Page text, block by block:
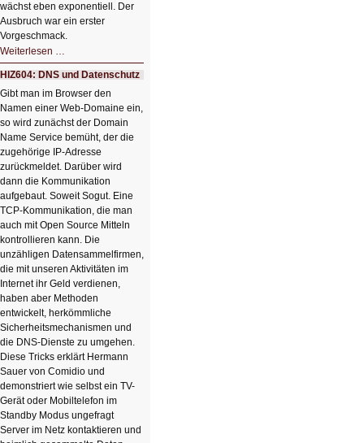
wächst eben exponentiell. Der
Ausbruch war ein erster
Vorgeschmack.
Weiterlesen …
Der
Ausbruch
der
KI
HIZ604: DNS und Datenschutz
Gibt man im Browser den
Namen einer Web-Domaine ein,
so wird zunächst der Domain
Name Service bemüht, der die
zugehörige IP-Adresse
zurückmeldet. Darüber wird
dann die Kommunikation
aufgebaut. Soweit Sogut. Eine
TCP-Kommunikation, die man
auch mit Open Source Mitteln
kontrollieren kann. Die
unzähligen Datensammelfirmen,
die mit unseren Aktivitäten im
Internet ihr Geld verdienen,
haben aber Methoden
entwickelt, herkömmliche
Sicherheitsmechanismen und
die DNS-Dienste zu umgehen.
Diese Tricks erklärt Hermann
Sauer von Comidio und
demonstriert wie selbst ein TV-
Gerät oder Mobiltelefon im
Standby Modus ungefragt
Server im Netz kontaktieren und